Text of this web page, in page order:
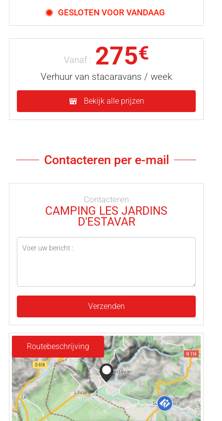
GESLOTEN VOOR VANDAAG
Vanaf : 275€
Verhuur van stacaravans / week
Bekijk alle prijzen
Contacteren per e-mail
Contacteren
CAMPING LES JARDINS
D'ESTAVAR
Verzenden
Routebeschrijving